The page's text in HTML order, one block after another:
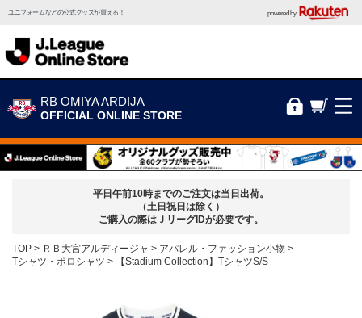
ユニフォームなどの公式グッズが買える！ powered by
RB OMIYA ARDIJA
OFFICIAL ONLINE STORE
平日午前10時までのご注文は当日出荷。
（土日祝日は除く）
ご購入の際はＪリーグIDが必要です。
TOP ＲＢ大宮アルディージャ
アパレル・ファッション小物
Tシャツ・ポロシャツ
【Stadium Collection】TシャツS/S